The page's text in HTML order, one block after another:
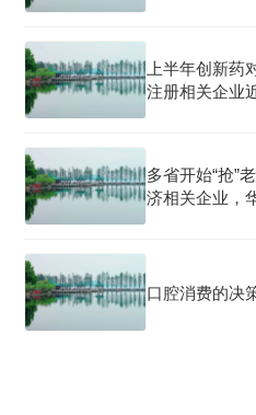
上半年创新药
注册相关企业
多省开始“抢”
济相关企业，
口腔消费的决